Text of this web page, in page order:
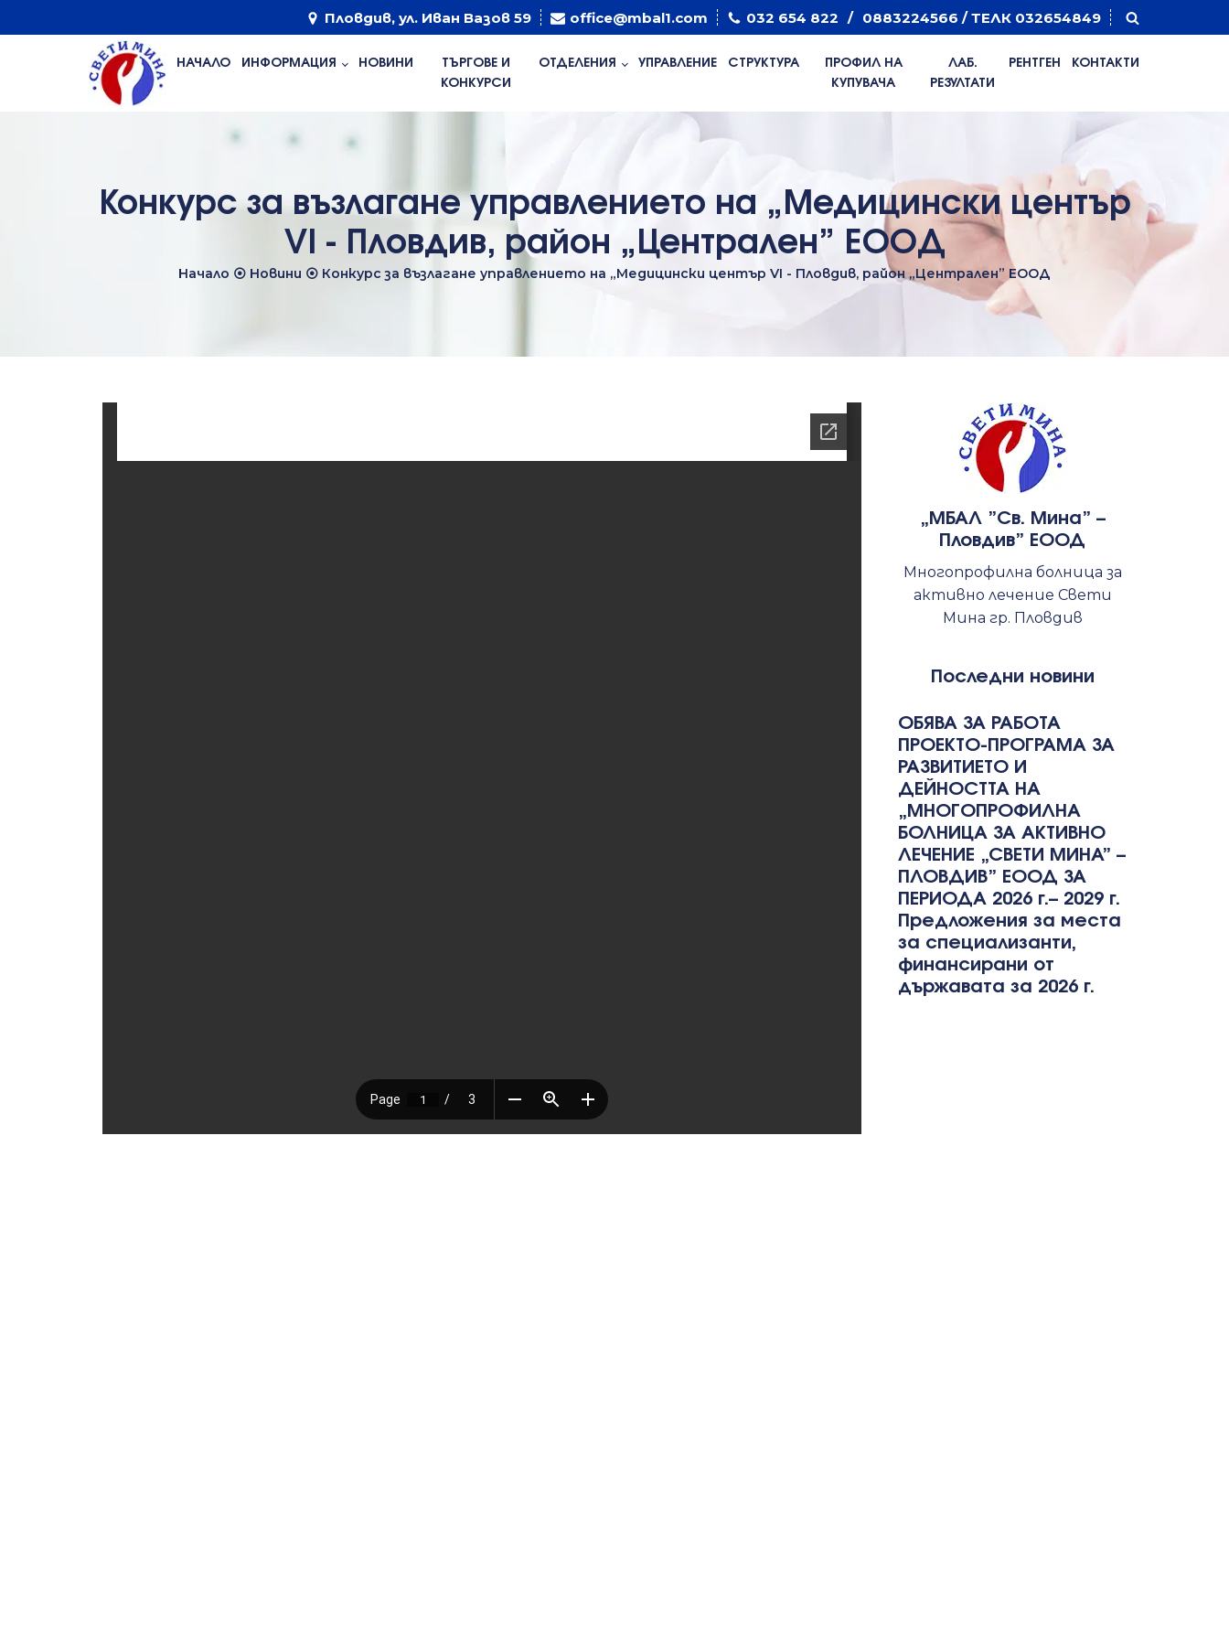
Пловдив, ул. Иван Вазов 59 office@mbal1.com 032 654 822 0883224566 / ТЕЛК 032654849
НАЧАЛО ИНФОРМАЦИЯ НОВИНИ
ТЪРГОВЕ И
КОНКУРСИ
ОТДЕЛЕНИЯ УПРАВЛЕНИЕ СТРУКТУРА
ПРОФИЛ НА
КУПУВАЧА
ЛАБ.
РЕЗУЛТАТИ
РЕНТГЕН КОНТАКТИ
Конкурс за възлагане управлението на „Медицински център
VI - Пловдив, район „Централен” EOOД
Начало ⦿ Новини ⦿ Конкурс за възлагане управлението на „Медицински център VI - Пловдив, район „Централен” EOOД
„МБАЛ ”Св. Мина” –
Пловдив” ЕООД
Многопрофилна болница за
активно лечение Свети
Мина гр. Пловдив
Последни новини
ОБЯВА ЗА РАБОТА
ПРОЕКТО-ПРОГРАМА ЗА
РАЗВИТИЕТО И
ДЕЙНОСТТА НА
„МНОГОПРОФИЛНА
БОЛНИЦА ЗА АКТИВНО
ЛЕЧЕНИЕ „СВЕТИ МИНА” –
ПЛОВДИВ” ЕООД ЗА
ПЕРИОДА 2026 г.– 2029 г.
Предложения за места
за специализанти,
финансирани от
държавата за 2026 г.